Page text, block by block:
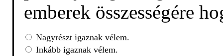
emberek összességére
Nagyrészt igaznak vélem.
Inkább igaznak vélem.